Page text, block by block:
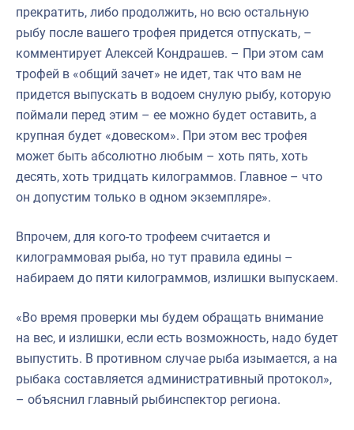
прекратить, либо продолжить, но всю остальную
рыбу после вашего трофея придется отпускать, –
комментирует Алексей Кондрашев. – При этом сам
трофей в «общий зачет» не идет, так что вам не
придется выпускать в водоем снулую рыбу, которую
поймали перед этим – ее можно будет оставить, а
крупная будет «довеском». При этом вес трофея
может быть абсолютно любым – хоть пять, хоть
десять, хоть тридцать килограммов. Главное – что
он допустим только в одном экземпляре».
Впрочем, для кого-то трофеем считается и
килограммовая рыба, но тут правила едины –
набираем до пяти килограммов, излишки выпускаем.
«Во время проверки мы будем обращать внимание
на вес, и излишки, если есть возможность, надо будет
выпустить. В противном случае рыба изымается, а на
рыбака составляется административный протокол»,
– объяснил главный рыбинспектор региона.